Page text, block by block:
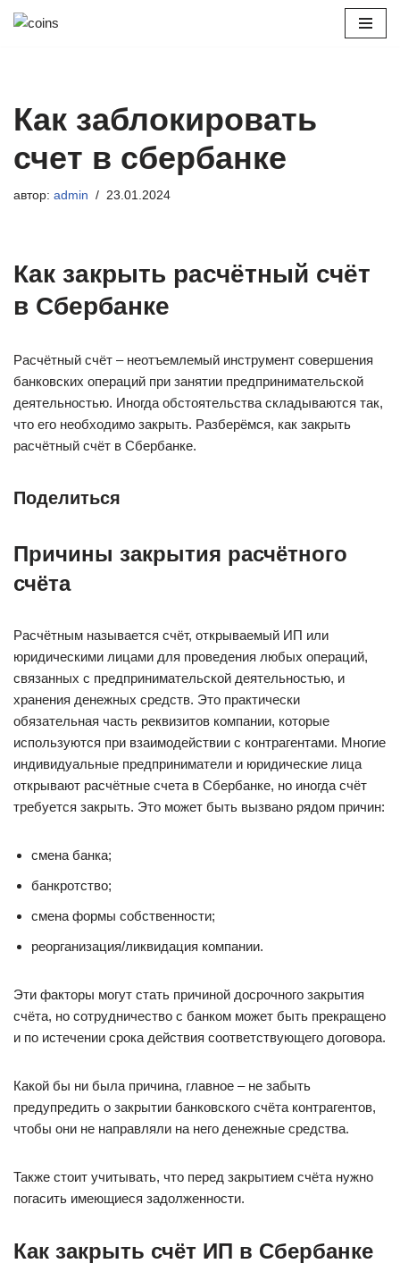
Как заблокировать
счет в сбербанке
автор: admin 23.01.2024
Как закрыть расчётный счёт
в Сбербанке
Расчётный счёт – неотъемлемый инструмент совершения
банковских операций при занятии предпринимательской
деятельностью. Иногда обстоятельства складываются так,
что его необходимо закрыть. Разберёмся, как закрыть
расчётный счёт в Сбербанке.
Поделиться
Причины закрытия расчётного
счёта
Расчётным называется счёт, открываемый ИП или
юридическими лицами для проведения любых операций,
связанных с предпринимательской деятельностью, и
хранения денежных средств. Это практически
обязательная часть реквизитов компании, которые
используются при взаимодействии с контрагентами. Многие
индивидуальные предприниматели и юридические лица
открывают расчётные счета в Сбербанке, но иногда счёт
требуется закрыть. Это может быть вызвано рядом причин:
смена банка;
банкротство;
смена формы собственности;
реорганизация/ликвидация компании.
Эти факторы могут стать причиной досрочного закрытия
счёта, но сотрудничество с банком может быть прекращено
и по истечении срока действия соответствующего договора.
Какой бы ни была причина, главное – не забыть
предупредить о закрытии банковского счёта контрагентов,
чтобы они не направляли на него денежные средства.
Также стоит учитывать, что перед закрытием счёта нужно
погасить имеющиеся задолженности.
Как закрыть счёт ИП в Сбербанке